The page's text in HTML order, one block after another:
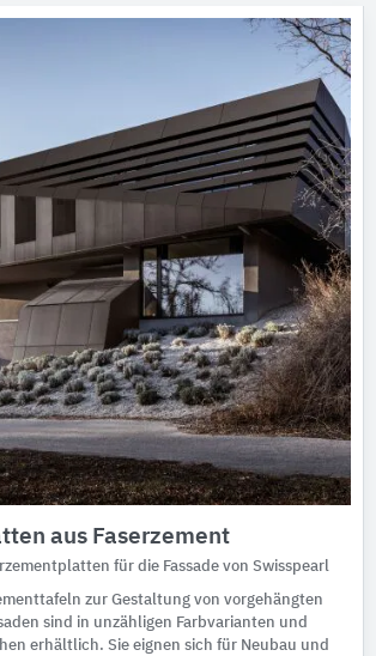
aus Faserzement
für die Fassade von Swisspearl
zur Gestaltung von vorgehängten
sind in unzähligen Farbvarianten und
erhältlich. Sie eignen sich für Neubau und